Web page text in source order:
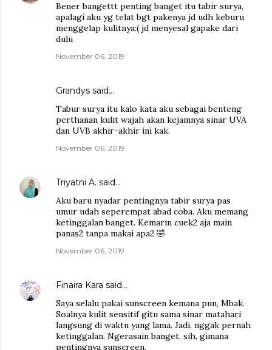
Bener bangettt penting banget itu tabir surya,
apalagi aku yg telat bgt pakenya jd udh keburu
menggelap kulitnya:( jd menyesal gapake dari
dulu
November 06, 2019
Grandys said…
Tabur surya itu kalo kata aku sebagai benteng
perthanan kulit wajah akan kejamnya sinar UVA
dan UVB akhir-akhir ini kak.
November 06, 2019
Triyatni A. said…
Aku baru nyadar pentingnya tabir surya pas
umur udah seperempat abad coba. Aku memang
ketinggalan banget. Kemarin cuek2 aja main
panas2 tanpa makai apa2 🤣
November 06, 2019
Finaira Kara said…
Saya selalu pakai sunscreen kemana pun, Mbak.
Soalnya kulit sensitif gitu sama sinar matahari
langsung di waktu yang lama. Jadi, nggak pernah
ketinggalan. Ngerasain banget, sih, gimana
pentingnya sunscreen.